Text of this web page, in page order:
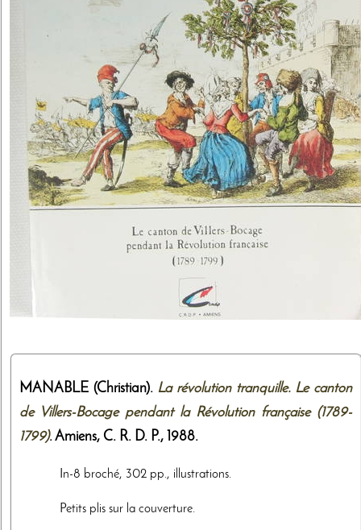
MANABLE (Christian). La révolution tranquille. Le canton
de Villers-Bocage pendant la Révolution française (1789-
1799). Amiens, C. R. D. P., 1988.
In-8 broché, 302 pp., illustrations.
Petits plis sur la couverture.